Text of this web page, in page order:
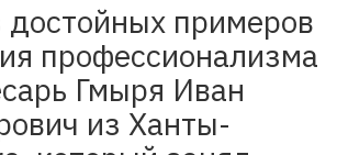
примеров
профессионализма
Гмыря Иван
из Ханты-